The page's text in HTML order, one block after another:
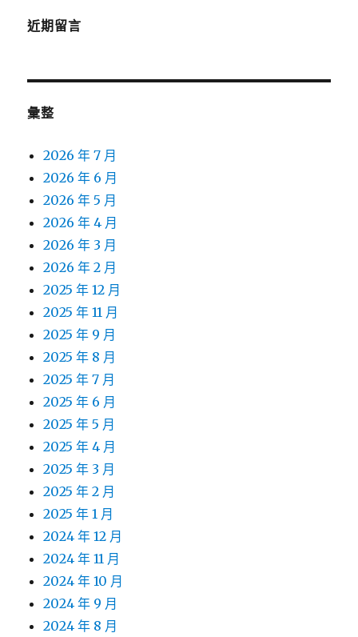
近期留言
彙整
2026 年 7 月
2026 年 6 月
2026 年 5 月
2026 年 4 月
2026 年 3 月
2026 年 2 月
2025 年 12 月
2025 年 11 月
2025 年 9 月
2025 年 8 月
2025 年 7 月
2025 年 6 月
2025 年 5 月
2025 年 4 月
2025 年 3 月
2025 年 2 月
2025 年 1 月
2024 年 12 月
2024 年 11 月
2024 年 10 月
2024 年 9 月
2024 年 8 月